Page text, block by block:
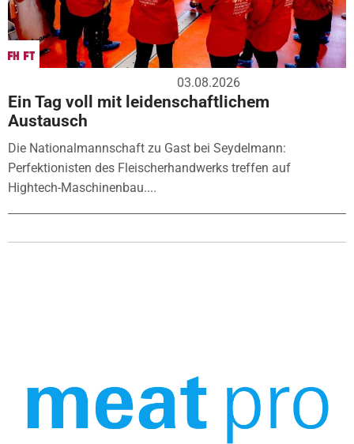
03.08.2026
Ein Tag voll mit leidenschaftlichem
Austausch
Die Nationalmannschaft zu Gast bei Seydelmann:
Perfektionisten des Fleischerhandwerks treffen auf
Hightech-Maschinenbau....